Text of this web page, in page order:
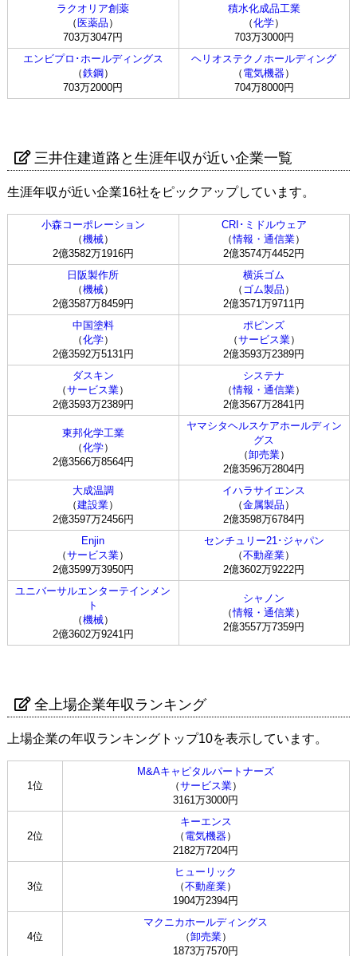
ラクオリア創薬
（ 医薬品 ）
703万3047円
積水化成品工業
（化学）
703万3000円
エンビプロ･ホールディングス
（鉄鋼）
703万2000円
ヘリオステクノホールディング
（ 電気機器）
704万8000円
三井住建道路と生涯年収が近い企業一覧
生涯年収が近い企業16社をピックアップしています。
小森コーポレーション
（機械）
2億3582万1916円
CRI･ミドルウェア
（情報・通信業）
2億3574万4452円
日阪製作所
（機械）
2億3587万8459円
横浜ゴム
（ ゴム製品 ）
2億3571万9711円
中国塗料
（化学）
2億3592万5131円
ポピンズ
（サービス業）
2億3593万2389円
ダスキン
（サービス業）
2億3593万2389円
システナ
（情報・通信業）
2億3567万2841円
東邦化学工業
（化学）
2億3566万8564円
ヤマシタヘルスケアホールディン
グス
（卸売業）
2億3596万2804円
大成温調
（建設業）
2億3597万2456円
イハラサイエンス
（金属製品 ）
2億3598万6784円
Enjin
（サービス業）
2億3599万3950円
センチュリー21･ジャパン
（不動産業）
2億3602万9222円
ユニバーサルエンターテインメン
ト
（機械）
2億3602万9241円
シャノン
（情報・通信業）
2億3557万7359円
全上場企業年収ランキング
上場企業の年収ランキングトップ10を表示しています。
1位
M&Aキャピタルパートナーズ
（サービス業）
3161万3000円
2位
キーエンス
（ 電気機器）
2182万7204円
3位
ヒューリック
（不動産業）
1904万2394円
4位
マクニカホールディングス
（卸売業）
1873万7570円